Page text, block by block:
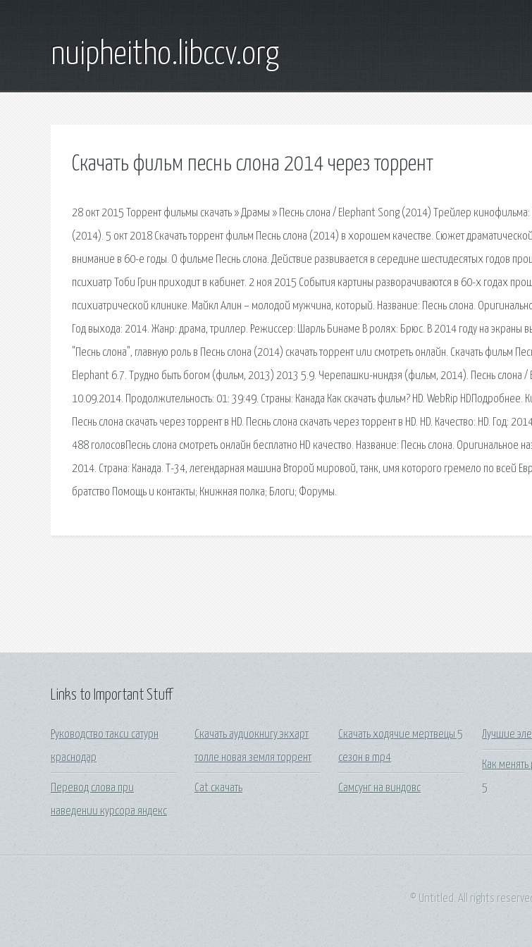
nuipheitho.libccv.org
Скачать фильм песнь слона 2014 через торрент
28 окт 2015 Торрент фильмы скачать » Драмы » Песнь слона / Elephant Song (2014) Трейлер кинофильма:
(2014). 5 окт 2018 Скачать торрент фильм Песнь слона (2014) в хорошем качестве. Сюжет
внимание в 60-е годы. О фильме Песнь слона. Действие развивается в середине шестидесятых годов
психиатр Тоби Грин приходит в кабинет. 2 ноя 2015 События картины разворачиваются в 60-х годах
психиатрической клинике. Майкл Алин – молодой мужчина, который. Название: Песнь слона.
Год выхода: 2014. Жанр: драма, триллер. Режиссер: Шарль Бинаме В ролях: Брюс. В 2014 году на экраны
"Песнь слона", главную роль в Песнь слона (2014) cкачать торрент или смотреть онлайн. Скачать фильм
Elephant 6.7. Трудно быть богом (фильм, 2013) 2013 5.9. Черепашки-ниндзя (фильм, 2014). Песнь слона /
10.09.2014. Продолжительность: 01: 39:49. Страны: Канада Как скачать фильм? HD. WebRip HDПодробнее.
Песнь слона cкачать через торрент в HD. Песнь слона cкачать через торрент в HD. HD. Качество: HD. Год:
488 голосовПеснь слона смотреть онлайн бесплатно HD качество. Название: Песнь слона. Оригинальное
2014. Страна: Канада. Т-34, легендарная машина Второй мировой, танк, имя которого гремело по всей
братство Помощь и контакты; Книжная полка; Блоги; Форумы.
Links to Important Stuff
Руководство такси сатурн
краснодар
Перевод слова при
наведении курсора яндекс
Скачать аудиокнигу экхарт
толле новая земля торрент
Cat скачать
Скачать ходячие мертвецы 5
сезон в mp4
Самсунг на виндовс
Лучшие
Как
5
© Untitled. All rights